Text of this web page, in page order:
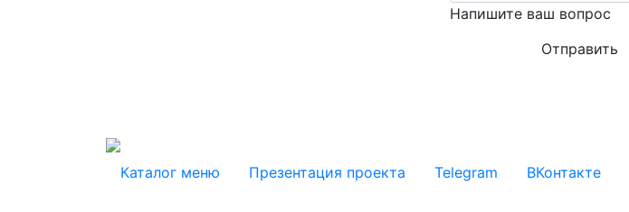
Напишите ваш вопрос
Каталог меню Презентация проекта Telegram ВКонтакте